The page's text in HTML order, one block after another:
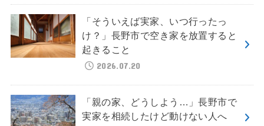
「そういえば実家、いつ行ったっ
け？」長野市で空き家を放置すると
起きること
2026.07.20
「親の家、どうしよう…」長野市で
実家を相続したけど動けない人へ